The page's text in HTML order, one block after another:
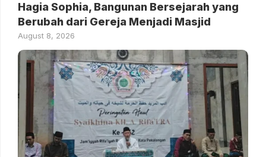
Hagia Sophia, Bangunan Bersejarah yang
Berubah dari Gereja Menjadi Masjid
August 8, 2026